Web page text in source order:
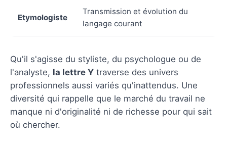
Etymologiste
Transmission et évolution du
langage courant
Qu'il s'agisse du styliste, du psychologue ou de
l'analyste, la lettre Y traverse des univers
professionnels aussi variés qu'inattendus. Une
diversité qui rappelle que le marché du travail ne
manque ni d'originalité ni de richesse pour qui sait
où chercher.